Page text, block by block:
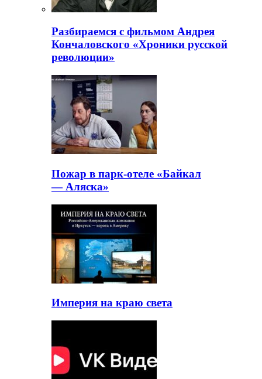
Разбираемся с фильмом Андрея
Кончаловского «Хроники русской
революции»
Пожар в парк-отеле «Байкал
— Аляска»
Империя на краю света